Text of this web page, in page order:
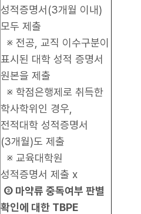
성적증명서(3개월 이내)
모두 제출
※ 전공, 교직 이수구분이
표시된 대학 성적 증명서
원본을 제출
※ 학점은행제로 취득한
학사학위인 경우,
전적대학 성적증명서
(3개월)도 제출
※ 교육대학원
성적증명서 제출 x
③ 마약류 중독여부 판별
확인에 대한 TBPE